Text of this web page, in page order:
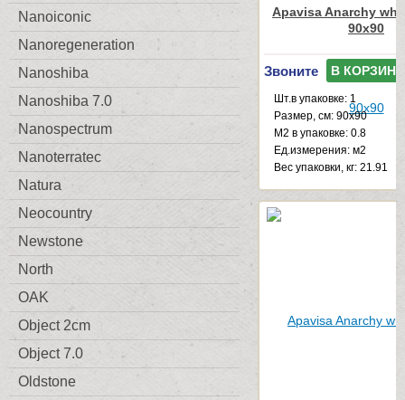
Nanoiconic
Nanoregeneration
Nanoshiba
Nanoshiba 7.0
Nanospectrum
Nanoterratec
Natura
Neocountry
Newstone
North
OAK
Object 2cm
Object 7.0
Oldstone
Apavisa Anarchy
90x90
Звоните В КОРЗИНУ
Шт.в упаковке: 1
Размер, см: 90x90
М2 в упаковке: 0.8
Ед.измерения: м2
Веc упаковки, кг: 21.91